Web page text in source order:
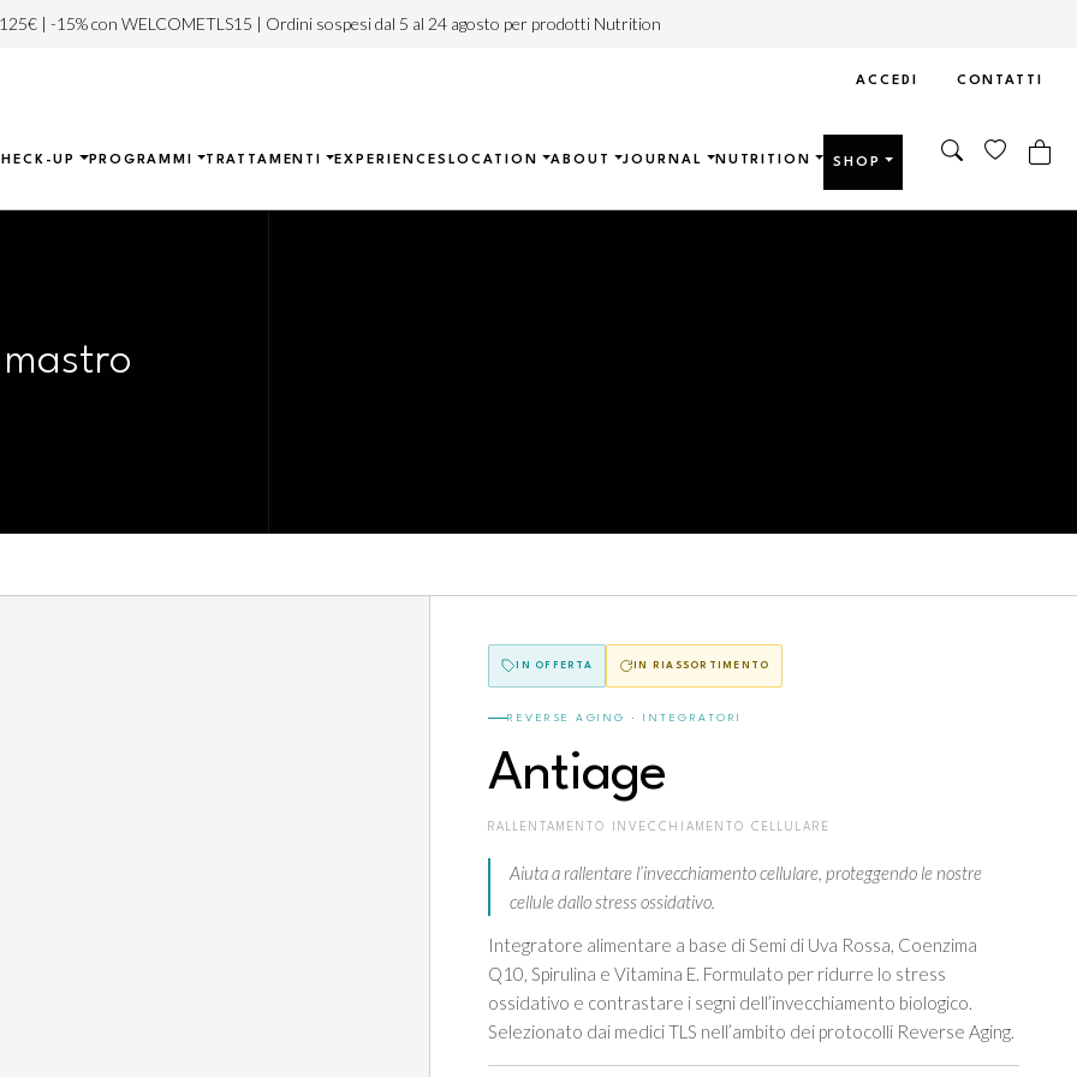
| -15% con WELCOMETLS15 | Ordini sospesi dal 5 al 24 agosto per prodotti Nutrition
ACCEDI CONTATTI
UP PROGRAMMI TRATTAMENTI EXPERIENCES LOCATION ABOUT JOURNAL NUTRITION SHOP
IN OFFERTA
IN RIASSORTIMENTO
REVERSE AGING · INTEGRATORI
Antiage
RALLENTAMENTO INVECCHIAMENTO CELLULARE
Aiuta a rallentare l’invecchiamento cellulare, proteggendo le nostre
cellule dallo stress ossidativo.
Integratore alimentare a base di Semi di Uva Rossa, Coenzima
Q10, Spirulina e Vitamina E. Formulato per ridurre lo stress
ossidativo e contrastare i segni dell’invecchiamento biologico.
Selezionato dai medici TLS nell’ambito dei protocolli Reverse Aging.